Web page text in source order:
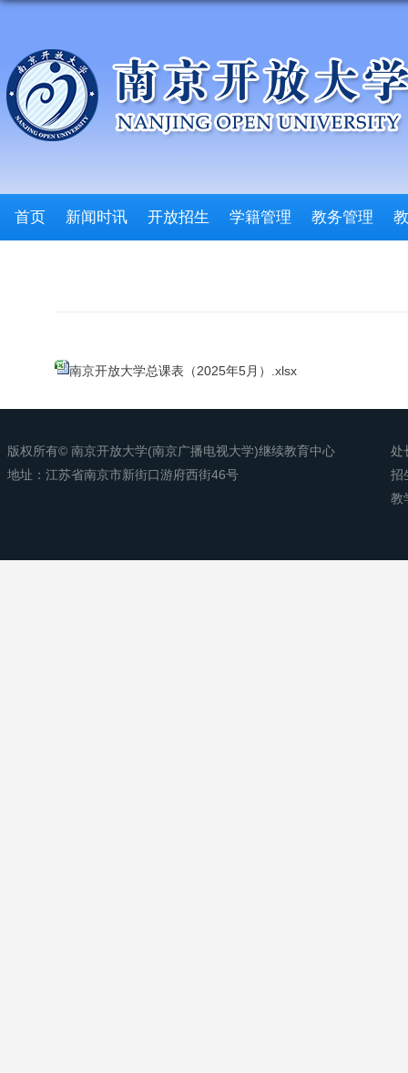
首页 新闻时讯 开放招生 学籍管理 教务管理
南京开放大学总课表（2025年5月）.xlsx
版权所有© 南京开放大学(南京广播电视大学)继续教育中心
地址：江苏省南京市新街口游府西街46号
处
招
教